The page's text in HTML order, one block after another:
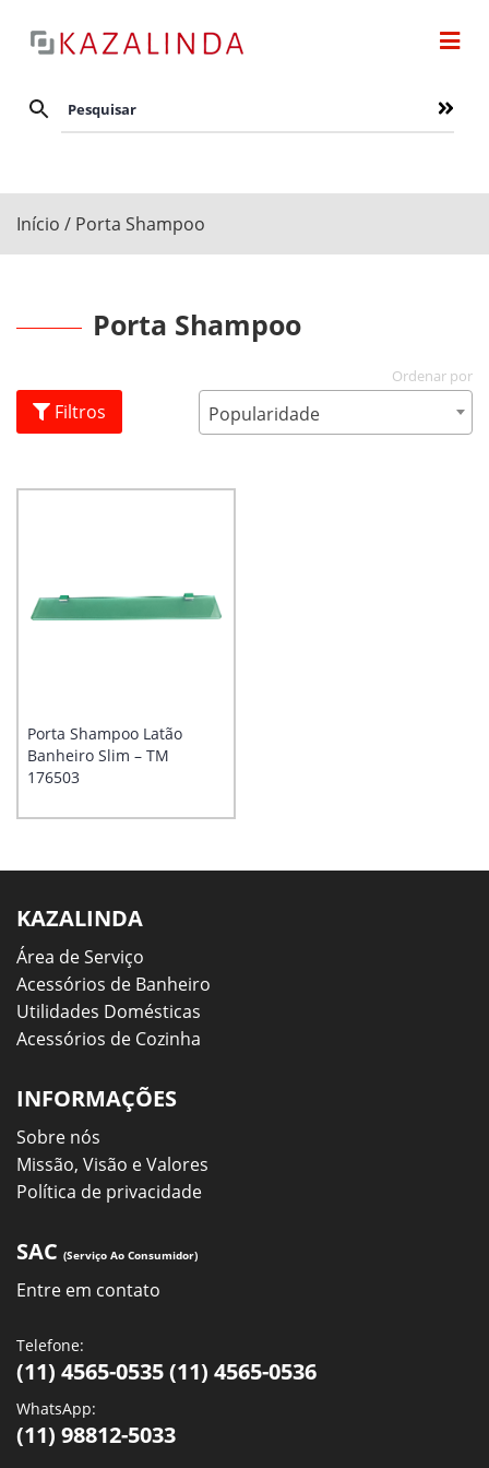
Início / Porta Shampoo
Porta Shampoo
Filtros Popularidade
Porta Shampoo Latão
Banheiro Slim – TM
176503
KAZALINDA
Área de Serviço
Acessórios de Banheiro
Utilidades Domésticas
Acessórios de Cozinha
INFORMAÇÕES
Sobre nós
Missão, Visão e Valores
Política de privacidade
SAC (Serviço Ao Consumidor)
Entre em contato
Telefone:
(11) 4565-0535 (11) 4565-0536
WhatsApp:
(11) 98812-5033